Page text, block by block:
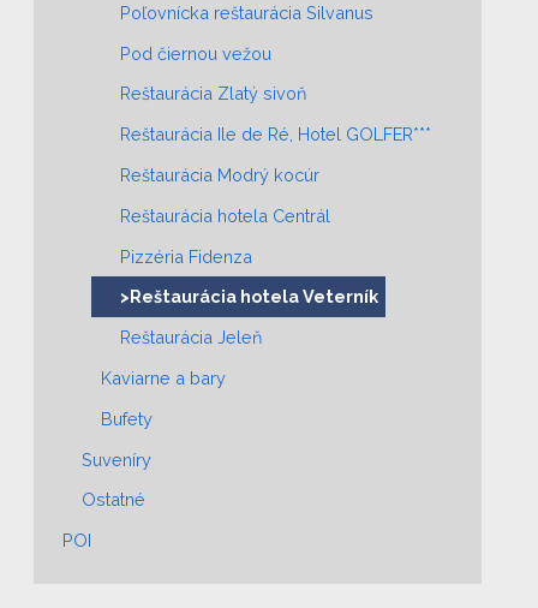
Poľovnícka reštaurácia Silvanus
Pod čiernou vežou
Reštaurácia Zlatý sivoň
Reštaurácia Ile de Ré, Hotel GOLFER***
Reštaurácia Modrý kocúr
Reštaurácia hotela Centrál
Pizzéria Fidenza
>Reštaurácia hotela Veterník
Reštaurácia Jeleň
Kaviarne a bary
Bufety
Suveníry
Ostatné
POI